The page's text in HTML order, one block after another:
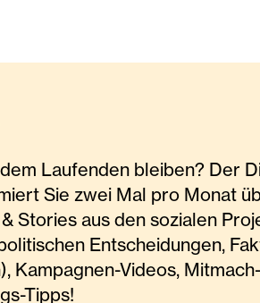
Laufenden bleiben? Der
Sie zwei Mal pro Monat
Stories aus den sozialen
Entscheidungen,
Kampagnen-Videos,
Tipps!